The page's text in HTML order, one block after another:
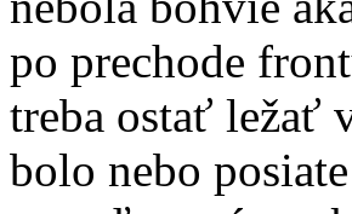
po prechode
treba ostať ležať
bolo nebo